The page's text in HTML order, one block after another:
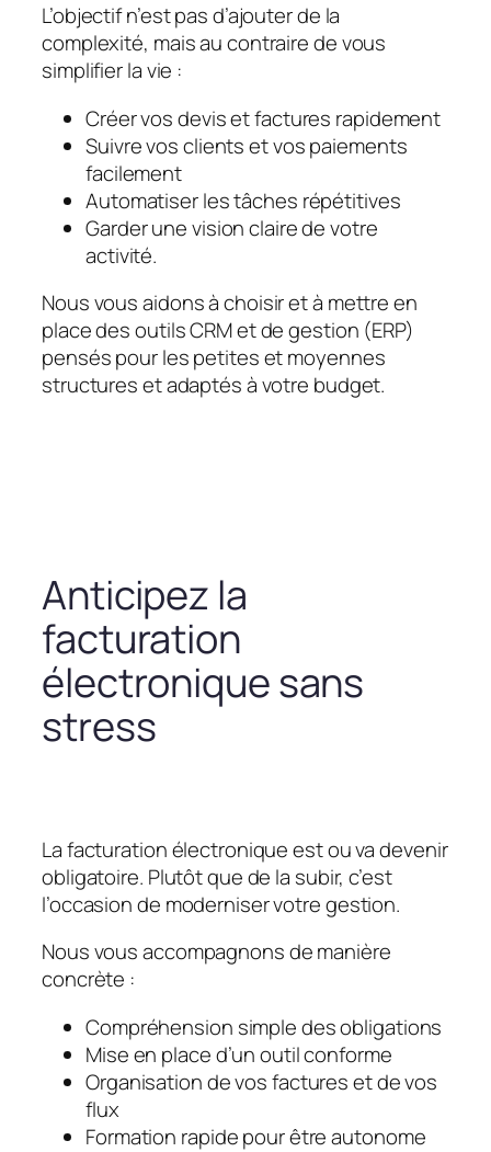
L’objectif n’est pas d’ajouter de la
complexité, mais au contraire de vous
simplifier la vie :
Créer vos devis et factures rapidement
Suivre vos clients et vos paiements
facilement
Automatiser les tâches répétitives
Garder une vision claire de votre
activité.
Nous vous aidons à choisir et à mettre en
place des outils CRM et de gestion (ERP)
pensés pour les petites et moyennes
structures et adaptés à votre budget.
Anticipez la
facturation
électronique sans
stress
La facturation électronique est ou va devenir
obligatoire. Plutôt que de la subir, c’est
l’occasion de moderniser votre gestion.
Nous vous accompagnons de manière
concrète :
Compréhension simple des obligations
Mise en place d’un outil conforme
Organisation de vos factures et de vos
flux
Formation rapide pour être autonome